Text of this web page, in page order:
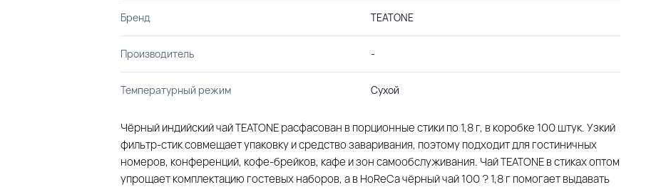
Бренд TEATONE
Производитель -
Температурный режим Сухой
Чёрный индийский чай TEATONE расфасован в порционные стики по 1,8 г, в коробке 100 штук. Узкий
фильтр-стик совмещает упаковку и средство заваривания, поэтому подходит для гостиничных
номеров, конференций, кофе-брейков, кафе и зон самообслуживания. Чай TEATONE в стиках оптом
упрощает комплектацию гостевых наборов, а в HoReCa чёрный чай 100 ? 1,8 г помогает выдавать